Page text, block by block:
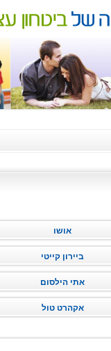
חוסר ביטחון עצמי
אסרטיביות
מטופלים/לקוחות
מהתקשורת
אושו
ביירון קייטי
אתי הילסום
אקהרט טול